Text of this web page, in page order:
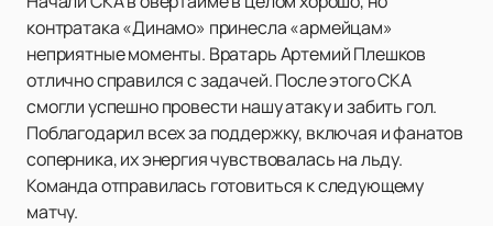
контратака «Динамо» принесла «армейцам»
неприятные моменты. Вратарь Артемий Плешков
отлично справился с задачей. После этого СКА
смогли успешно провести нашу атаку и забить гол.
Поблагодарил всех за поддержку, включая и фанатов
соперника, их энергия чувствовалась на льду.
Команда отправилась готовиться к следующему
матчу.